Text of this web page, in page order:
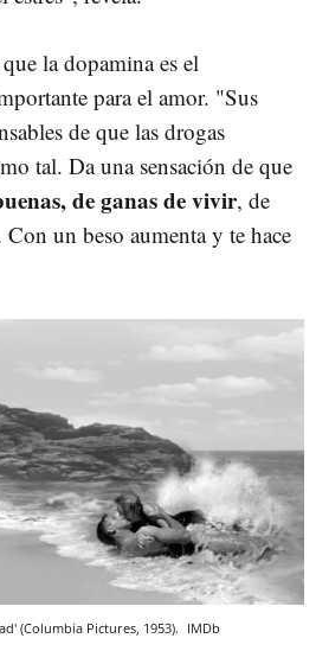
la dopaminaes el
para el amor. "Sus
de que las drogas
tal. Da una sensación de que
de ganas de vivir, de
un beso aumenta y te hace
(Columbia Pictures, 1953). IMDb